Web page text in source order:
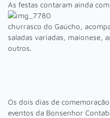
As festas contaram ainda
churrasco do Gaúcho,
saladas variadas, maionese,
outros.
Os dois dias de
eventos da Bonsenhor